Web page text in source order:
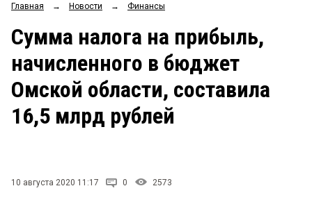
ОБЩЕСТВО
ЗАКОН
ПРОИСШЕСТВИЯ
Рейтинги
Блоги
Архив
Главная → Новости → Финансы
Сумма налога на прибыль,
начисленного в бюджет
Омской области, составила
16,5 млрд рублей
10 августа 2020 11:17 0 2573